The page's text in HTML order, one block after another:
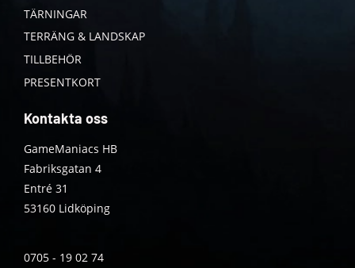
TÄRNINGAR
TERRÄNG & LANDSKAP
TILLBEHÖR
PRESENTKORT
Kontakta oss
GameManiacs HB
Fabriksgatan 4
Entré 31
53160 Lidköping
0705 - 19 02 74